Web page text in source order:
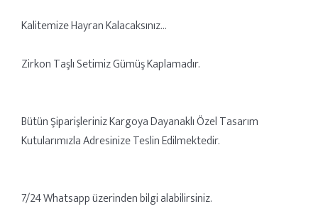
Kalitemize Hayran Kalacaksınız...
Zirkon Taşlı Setimiz Gümüş Kaplamadır.
Bütün Şiparişleriniz Kargoya Dayanaklı Özel Tasarım
Kutularımızla Adresinize Teslin Edilmektedir.
7/24 Whatsapp üzerinden bilgi alabilirsiniz.